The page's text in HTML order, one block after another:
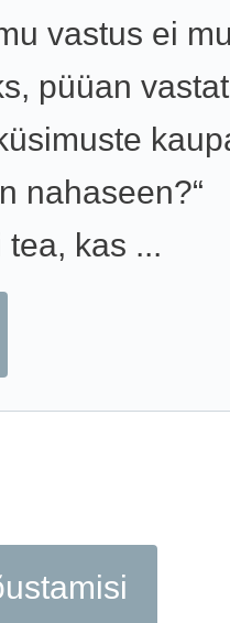
vastus ei
püüan
nahaseen?“
kas ...